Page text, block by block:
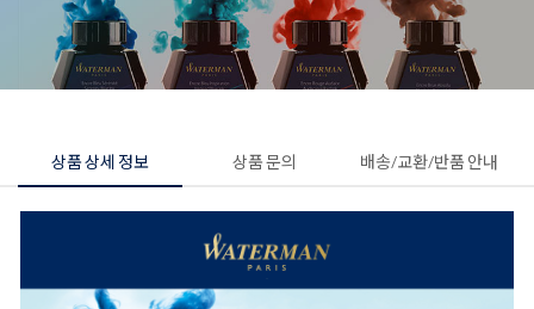
상품 상세 정보 상품 문의 배송/교환/반품 안내